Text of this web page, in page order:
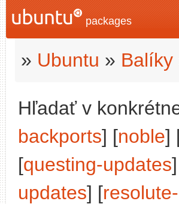
packages
» Ubuntu » Balíky
Hľadať v
backports] [noble]
[questing-updates
updates] [